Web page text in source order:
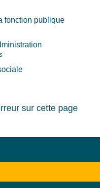
fonction publique
sur cette page